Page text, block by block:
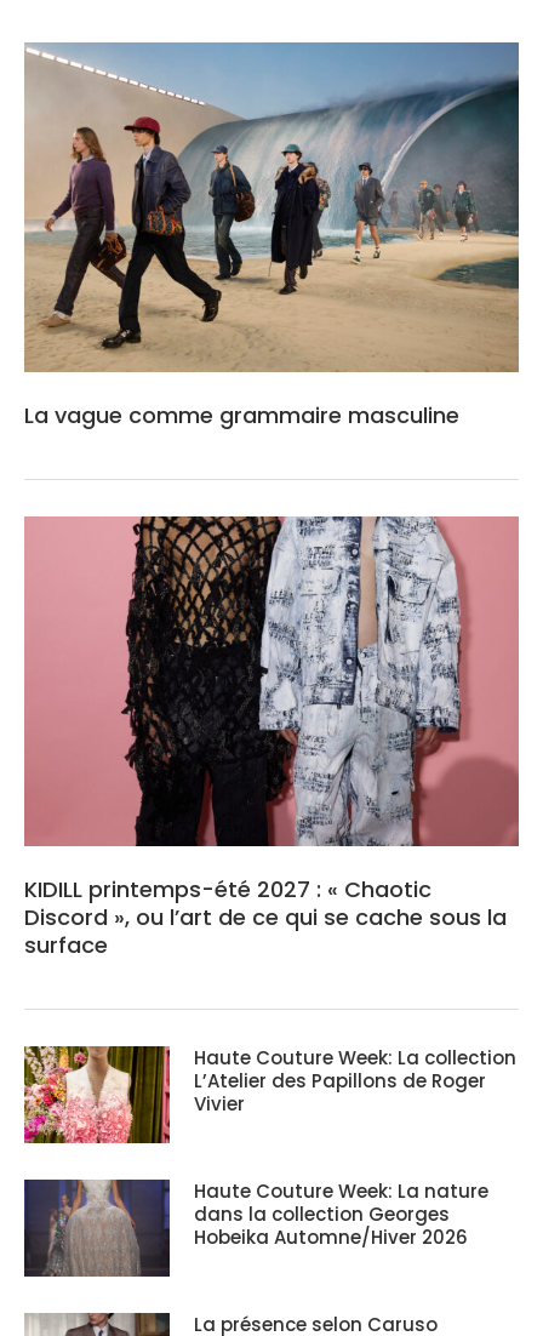
La vague comme grammaire masculine
KIDILL printemps-été 2027 : « Chaotic
Discord », ou l’art de ce qui se cache sous la
surface
Haute Couture Week: La collection
L’Atelier des Papillons de Roger
Vivier
Haute Couture Week: La nature
dans la collection Georges
Hobeika Automne/Hiver 2026
La présence selon Caruso